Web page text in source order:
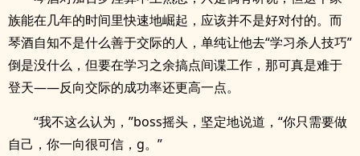
族能在几年的时间里快速地崛起，应该并不是好对付的。而
琴酒自知不是什么善于交际的人，单纯让他去“学习杀人技巧”
倒是没什么，但要在学习之余搞点间谍工作，那可真是难于
登天——反向交际的成功率还更高一点。
“我不这么认为，”boss摇头，坚定地说道，“你只需要做
自己，你一向很可信，g。”